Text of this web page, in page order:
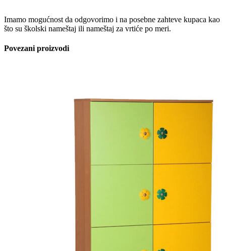
Imamo mogućnost da odgovorimo i na posebne zahteve kupaca kao
što su školski nameštaj ili nameštaj za vrtiće po meri.
Povezani proizvodi